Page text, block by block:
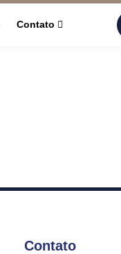
Contato
Contato